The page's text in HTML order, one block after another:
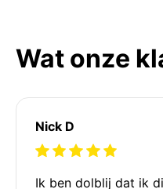
Wat onze
Nick D
Ik ben dolblij dat ik